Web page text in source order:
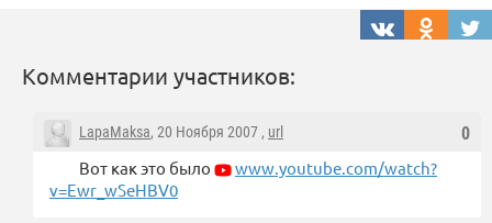
Комментарии участников:
0
LapaMaksa, 20 Ноября 2007 , url
Вот как это было
www.youtube.com/watch?
v=Ewr_wSeHBV0